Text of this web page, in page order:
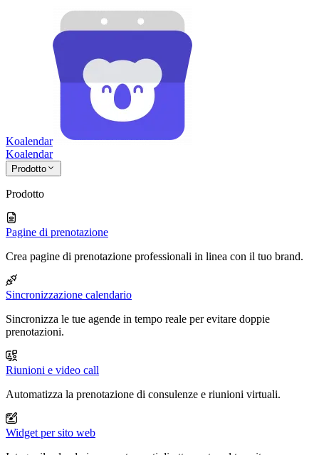
Koalendar
Koalendar
Prodotto
Prodotto
Pagine di prenotazione
Crea pagine di prenotazione professionali in linea con il tuo brand.
Sincronizzazione calendario
Sincronizza le tue agende in tempo reale per evitare doppie
prenotazioni.
Riunioni e video call
Automatizza la prenotazione di consulenze e riunioni virtuali.
Widget per sito web